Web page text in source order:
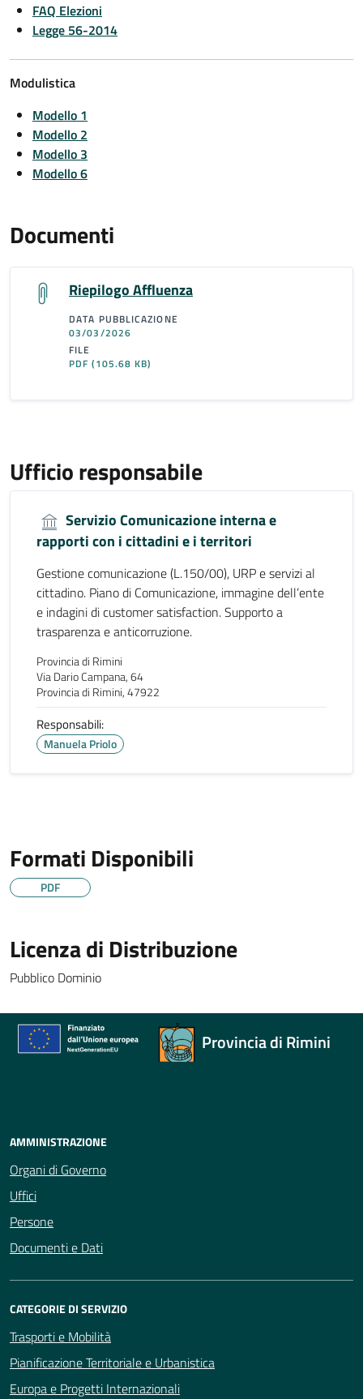
FAQ Elezioni
Legge 56-2014
Modulistica
Modello 1
Modello 2
Modello 3
Modello 6
Documenti
Riepilogo Affluenza
DATA PUBBLICAZIONE
03/03/2026
FILE
PDF(105.68 KB)
Ufficio responsabile
Servizio Comunicazione interna e
rapporti con i cittadini e i territori
Gestione comunicazione (L.150/00), URP e servizi al
cittadino. Piano di Comunicazione, immagine dell’ente
e indagini di customer satisfaction. Supporto a
trasparenza e anticorruzione.
Provincia di Rimini
Via Dario Campana, 64
Provincia di Rimini, 47922
Responsabili:
Manuela Priolo
Formati Disponibili
PDF
Licenza di Distribuzione
Pubblico Dominio
Provincia di Rimini
AMMINISTRAZIONE
Organi di Governo
Uffici
Persone
Documenti e Dati
CATEGORIE DI SERVIZIO
Trasporti e Mobilità
Pianificazione Territoriale e Urbanistica
Europa e Progetti Internazionali